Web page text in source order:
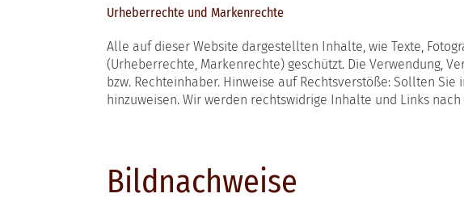
Urheberrechte und Markenrechte
Alle auf dieser Website dargestellten Inhalte, wie Texte,
(Urheberrechte, Markenrechte) geschützt. Die Verwendung,
bzw. Rechteinhaber. Hinweise auf Rechtsverstöße: Sollten
hinzuweisen. Wir werden rechtswidrige Inhalte und Links
Bildnachweise